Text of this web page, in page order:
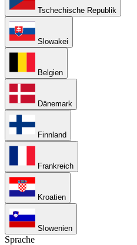
Tschechische Republik
Slowakei
Belgien
Dänemark
Finnland
Frankreich
Kroatien
Slowenien
Sprache